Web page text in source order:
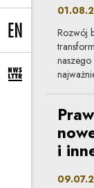
Change language
rozwiń formularz
Rozwój
i